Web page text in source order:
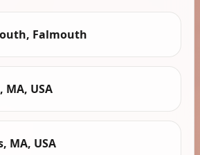
Falmouth
USA
MA, USA